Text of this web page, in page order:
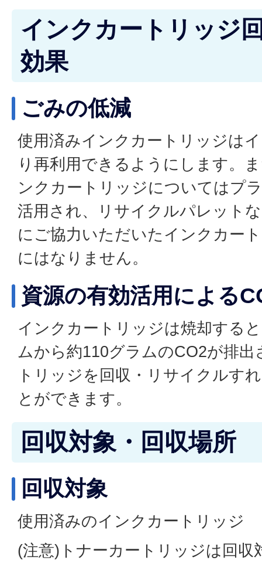
インクカートリッジ
効果
ごみの低減
使用済みインクカートリッジは
り再利用できるようにします。
ンクカートリッジについてはプ
活用され、リサイクルパレット
にご協力いただいたインクカー
にはなりません。
資源の有効活用による
インクカートリッジは焼却する
ムから約110グラムのCO2が排
トリッジを回収・リサイクルす
とができます。
回収対象・回収場所
回収対象
使用済みのインクカートリッジ
(注意)トナーカートリッジは回収